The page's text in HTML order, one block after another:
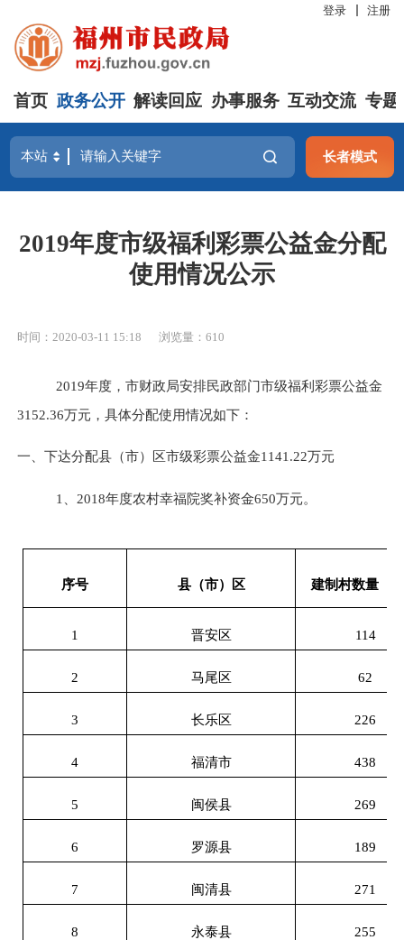
登录 注册
首页 政务公开 解读回应 办事服务 互动交流 专题
长者模式
2019年度市级福利彩票公益金分配
使用情况公示
时间：2020-03-11 15:18 浏览量：610
2019年度， 市财政局安排民政部门市级福利彩票公益金
3152.36万元，具体分配使用情况如下 ：
一、 下达分配县（市）区市级彩票公益金1141.22万元
1、2018年度农村幸福院奖补资金650万元。
序号 县（市）区 建制村数量（
1 晋安区 114
2 马尾区 62
3 长乐区 226
4 福清市 438
5 闽侯县 269
6 罗源县 189
7 闽清县 271
8 永泰县 255